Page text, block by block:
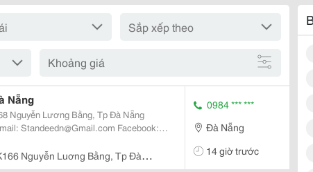
Khoảng giá
Nẵng
Nguyễn Luơng Bằng, Tp Đà
0984 *** ***
Đà Nẵng
14 giờ trước